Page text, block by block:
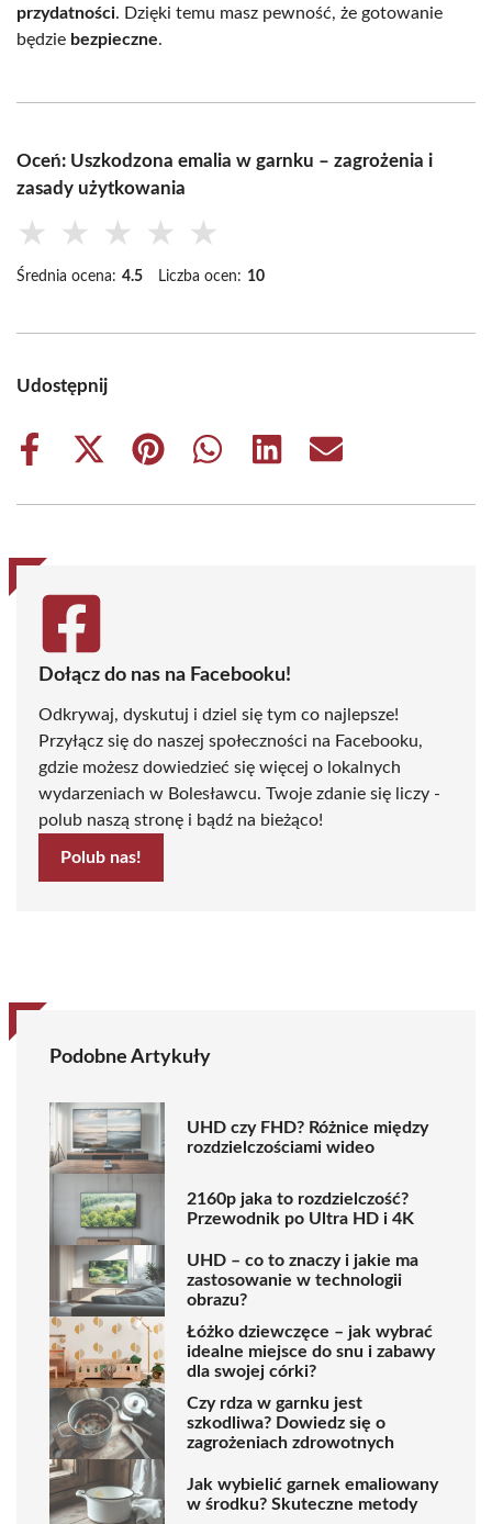
przydatności. Dzięki temu masz pewność, że gotowanie
będzie bezpieczne.
Oceń: Uszkodzona emalia w garnku – zagrożenia i
zasady użytkowania
★ ★ ★ ★ ★
Średnia ocena: 4.5 Liczba ocen: 10
Udostępnij
Share
Share
(Twitter)
Share
Share
Share
Share
Dołącz do nas na Facebooku!
Odkrywaj, dyskutuj i dziel się tym co najlepsze!
Przyłącz się do naszej społeczności na Facebooku,
gdzie możesz dowiedzieć się więcej o lokalnych
wydarzeniach w Bolesławcu. Twoje zdanie się liczy -
polub naszą stronę i bądź na bieżąco!
Polub nas!
Podobne Artykuły
UHD czy FHD? Różnice między
rozdzielczościami wideo
2160p jaka to rozdzielczość?
Przewodnik po Ultra HD i 4K
UHD – co to znaczy i jakie ma
zastosowanie w technologii
obrazu?
Łóżko dziewczęce – jak wybrać
idealne miejsce do snu i zabawy
dla swojej córki?
Czy rdza w garnku jest
szkodliwa? Dowiedz się o
zagrożeniach zdrowotnych
Jak wybielić garnek emaliowany
w środku? Skuteczne metody